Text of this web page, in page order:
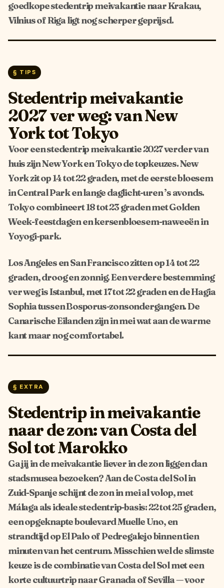
goedkope stedentrip meivakantie naar Krakau,
Vilnius of Riga ligt nog scherper geprijsd.
§ TIPS
Stedentrip meivakantie
2027 ver weg: van New
York tot Tokyo
Voor een stedentrip meivakantie 2027 verder van
huis zijn New York en Tokyo de topkeuzes. New
York zit op 14 tot 22 graden, met de eerste bloesem
in Central Park en lange daglicht-uren ’s avonds.
Tokyo combineert 18 tot 23 graden met Golden
Week-feestdagen en kersenbloesem-naweeën in
Yoyogi-park.
Los Angeles en San Francisco zitten op 14 tot 22
graden, droog en zonnig. Een verdere bestemming
ver weg is Istanbul, met 17 tot 22 graden en de Hagia
Sophia tussen Bosporus-zonsondergangen. De
Canarische Eilanden zijn in mei wat aan de warme
kant maar nog comfortabel.
§ EXTRA
Stedentrip in meivakantie
naar de zon: van Costa del
Sol tot Marokko
Ga jij in de meivakantie liever in de zon liggen dan
stadsmusea bezoeken? Aan de Costa del Sol in
Zuid-Spanje schijnt de zon in mei al volop, met
Málaga als ideale stedentrip-basis: 22 tot 25 graden,
een opgeknapte boulevard Muelle Uno, en
strandtijd op El Palo of Pedregalejo binnen tien
minuten van het centrum. Misschien wel de slimste
keuze is de combinatie van Costa del Sol met een
korte cultuurtrip naar Granada of Sevilla — voor